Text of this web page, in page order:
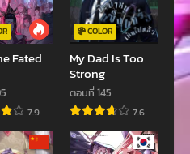
Fated
7.9
COLOR
My Dad Is Too
Strong
ตอนที่ 145
7.6